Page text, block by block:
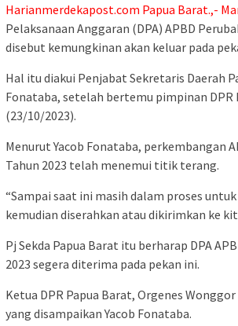
Harianmerdekapost.com Papua Barat.,-
Pelaksanaan Anggaran (DPA) APBD
disebut kemungkinan akan keluar pada
Hal itu diakui Penjabat Sekretaris Daerah
Fonataba, setelah bertemu pimpinan DPR
(23/10/2023).
Menurut Yacob Fonataba, perkembangan
Tahun 2023 telah menemui titik terang.
“Sampai saat ini masih dalam proses
kemudian diserahkan atau dikirimkan ke
Pj Sekda Papua Barat itu berharap DPA
2023 segera diterima pada pekan ini.
Ketua DPR Papua Barat, Orgenes
yang disampaikan Yacob Fonataba.